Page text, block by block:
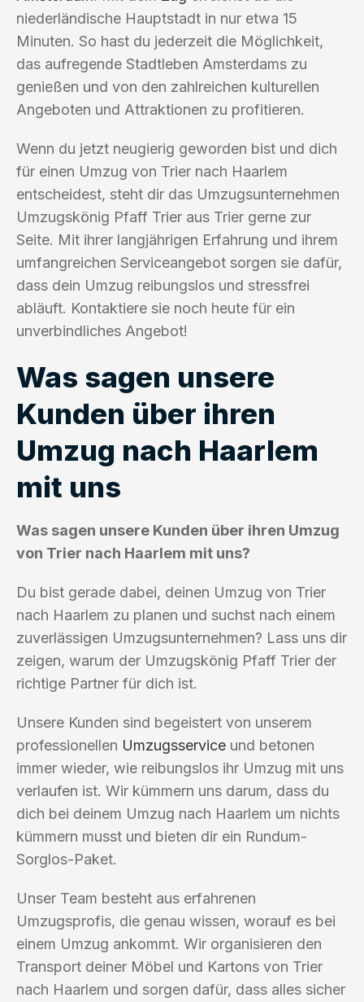
niederländische Hauptstadt in nur etwa 15
Minuten. So hast du jederzeit die Möglichkeit,
das aufregende Stadtleben Amsterdams zu
genießen und von den zahlreichen kulturellen
Angeboten und Attraktionen zu profitieren.
Wenn du jetzt neugierig geworden bist und dich
für einen Umzug von Trier nach Haarlem
entscheidest, steht dir das Umzugsunternehmen
Umzugskönig Pfaff Trier aus Trier gerne zur
Seite. Mit ihrer langjährigen Erfahrung und ihrem
umfangreichen Serviceangebot sorgen sie dafür,
dass dein Umzug reibungslos und stressfrei
abläuft. Kontaktiere sie noch heute für ein
unverbindliches Angebot!
Was sagen unsere
Kunden über ihren
Umzug nach Haarlem
mit uns
Was sagen unsere Kunden über ihren Umzug
von Trier nach Haarlem mit uns?
Du bist gerade dabei, deinen Umzug von Trier
nach Haarlem zu planen und suchst nach einem
zuverlässigen Umzugsunternehmen? Lass uns dir
zeigen, warum der Umzugskönig Pfaff Trier der
richtige Partner für dich ist.
Unsere Kunden sind begeistert von unserem
professionellen Umzugsservice und betonen
immer wieder, wie reibungslos ihr Umzug mit uns
verlaufen ist. Wir kümmern uns darum, dass du
dich bei deinem Umzug nach Haarlem um nichts
kümmern musst und bieten dir ein Rundum-
Sorglos-Paket.
Unser Team besteht aus erfahrenen
Umzugsprofis, die genau wissen, worauf es bei
einem Umzug ankommt. Wir organisieren den
Transport deiner Möbel und Kartons von Trier
nach Haarlem und sorgen dafür, dass alles sicher